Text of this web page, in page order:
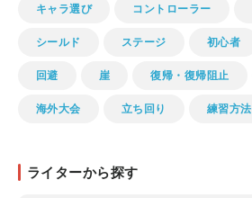
キャラ選び コントローラー
シールド ステージ 初心者
回避 崖 復帰・復帰阻止
海外大会 立ち回り 練習方法
ライターから探す